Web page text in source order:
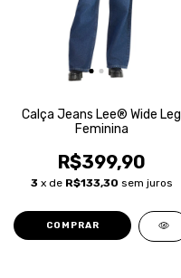
Calça Jeans Lee® Wide Leg
Feminina
R$399,90
3 x de R$133,30 sem juros
COMPRAR